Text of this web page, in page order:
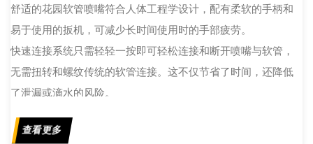
舒适的花园软管喷嘴符合人体工程学设计，配有柔软的手柄和
易于使用的扳机，可减少长时间使用时的手部疲劳。
快速连接系统只需轻轻一按即可轻松连接和断开喷嘴与软管，
无需扭转和螺纹传统的软管连接。这不仅节省了时间，还降低
了泄漏或滴水的风险。
查看更多